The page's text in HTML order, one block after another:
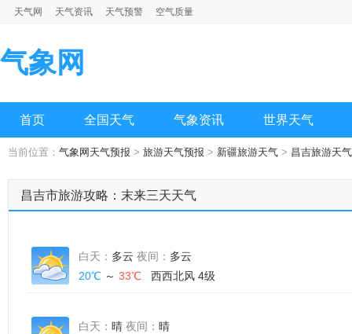
天气网 天气资讯 天气预警 空气质量
气象网
首页 全国天气 气象资讯 世界天气
当前位置： 气象网天气预报 > 旅游天气预报 > 新疆旅游天气 > 昌吉旅游天气
昌吉市旅游攻略：末来三天天气
白天： 多云 夜间： 多云
20℃ ～ 33℃ 西西北风 4级
白天： 晴 夜间： 晴